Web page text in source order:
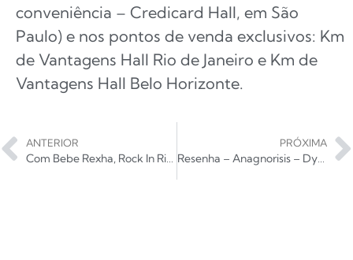
conveniência – Credicard Hall, em São
Paulo) e nos pontos de venda exclusivos: Km
de Vantagens Hall Rio de Janeiro e Km de
Vantagens Hall Belo Horizonte.
ANTERIOR
Com Bebe Rexha, Rock In Rio completa o line-up do Palco Mundo
PRÓXIMA
Resenha – Anagnorisis – Dysnomia